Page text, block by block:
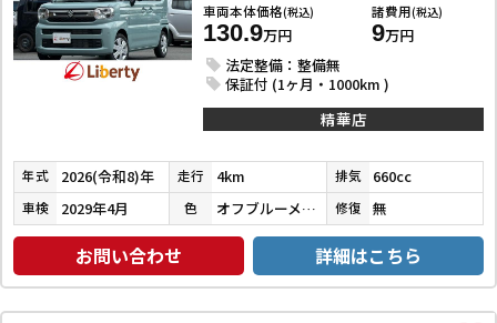
車両本体価格(税込)
130.9万円
諸費用(税込)
9万円
法定整備：整備無
保証付 (1ヶ月・1000km )
精華店
年式 2026(令和8)年 走行 4km 排気 660cc
車検 2029年4月 色 オフブルーメタリック 修復 無
お問い合わせ 詳細はこちら